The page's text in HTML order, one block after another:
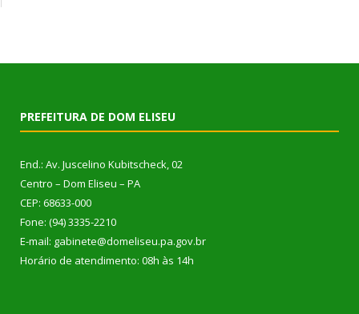
PREFEITURA DE DOM ELISEU
End.: Av. Juscelino Kubitscheck, 02
Centro – Dom Eliseu – PA
CEP: 68633-000
Fone: (94) 3335-2210
E-mail: gabinete@domeliseu.pa.gov.br
Horário de atendimento: 08h às 14h